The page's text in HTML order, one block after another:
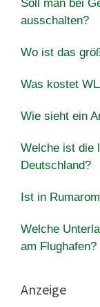
Soll man bei
ausschalten?
Wo ist das
Was kostet
Wie sieht ein
Welche ist die
Deutschland?
Ist in
Welche
am Flughafen?
Anzeige